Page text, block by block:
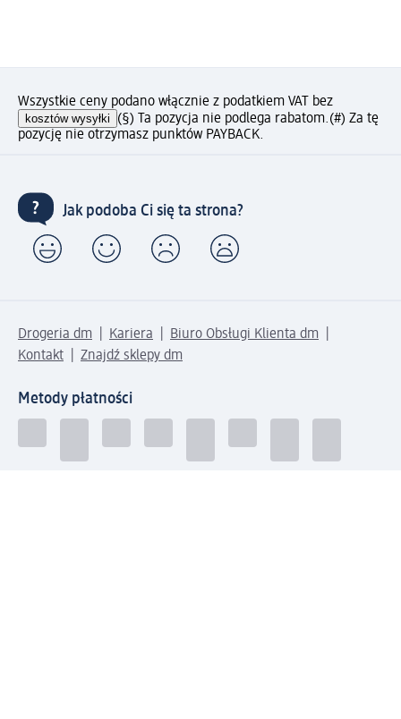
Wszystkie ceny podano włącznie z podatkiem VAT bez
kosztów wysyłki (§) Ta pozycja nie podlega rabatom.(#) Za tę
pozycję nie otrzymasz punktów PAYBACK.
Jak podoba Ci się ta strona?
Drogeria dm Kariera
Biuro Obsługi Klienta dm
Kontakt
Znajdź sklepy dm
Metody płatności